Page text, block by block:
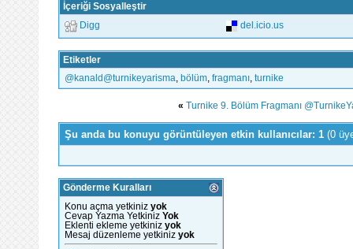
İçeriği Sosyalleştir
Digg del.icio.us
Etiketler
‪@kanald‬‪@turnikeyarisma‬
bölüm fragmanı turnike
« Turnike 9. Bölüm Fragmanı
Şu anda bu konuyu görüntüleyen etkin kullanıcılar: 1 (0
Gönderme Kuralları
Konu açma yetkiniz yok
Cevap Yazma Yetkiniz Yok
Eklenti ekleme yetkiniz yok
Mesaj düzenleme yetkiniz yok